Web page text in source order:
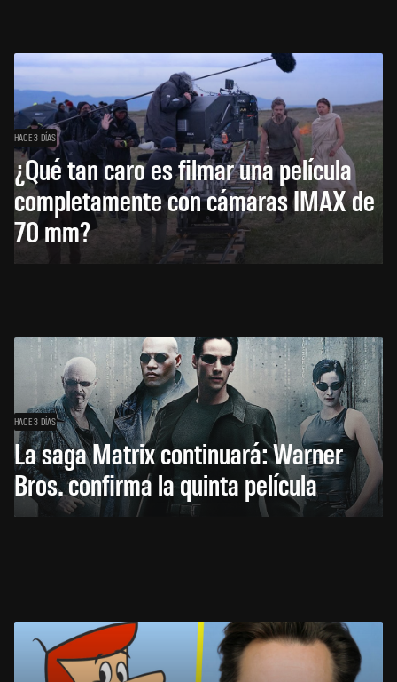
HACE 3 DÍAS
¿Qué tan caro es filmar una película
completamente con cámaras IMAX de
70 mm?
HACE 3 DÍAS
La saga Matrix continuará: Warner
Bros. confirma la quinta película